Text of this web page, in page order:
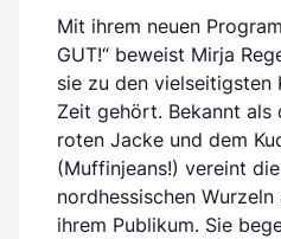
Mit ihrem neuen
GUT!“ beweist Mirja
sie zu den vielseitigsten
Zeit gehört. Bekannt als
roten Jacke und dem
(Muffinjeans!) vereint
nordhessischen
ihrem Publikum. Sie